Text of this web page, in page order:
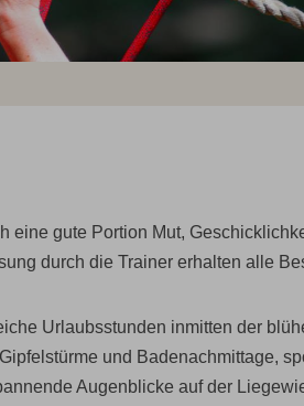
eine gute Portion Mut,
durch die Trainer erhalten alle
Urlaubsstunden inmitten der
und Badenachmittage,
Augenblicke auf der